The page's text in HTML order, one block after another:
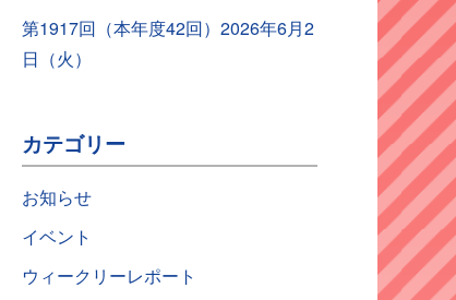
第1917回（本年度42回）2026年6月2
日（火）
カテゴリー
お知らせ
イベント
ウィークリーレポート